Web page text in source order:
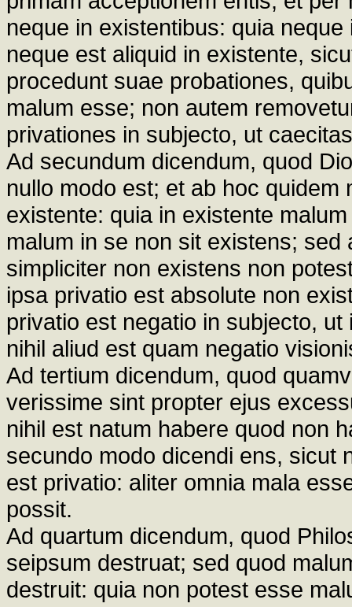
neque in existentibus: quia
neque est aliquid in existente,
procedunt suae probationes,
malum esse; non autem
privationes in subjecto, ut
Ad secundum dicendum, quod
nullo modo est; et ab hoc
existente: quia in existente
malum in se non sit existens;
simpliciter non existens non
ipsa privatio est absolute non
privatio est negatio in subjecto,
nihil aliud est quam negatio
Ad tertium dicendum, quod
verissime sint propter ejus
nihil est natum habere quod non
secundo modo dicendi ens, sicut
est privatio: aliter omnia mala
possit.
Ad quartum dicendum, quod
seipsum destruat; sed quod
destruit: quia non potest esse